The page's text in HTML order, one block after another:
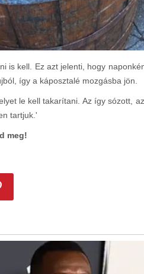
is kell. Ez azt jelenti, hogy
így a káposztalé mozgásba jön.
le kell takarítani. Az így sózott,
tartjuk.'
meg!